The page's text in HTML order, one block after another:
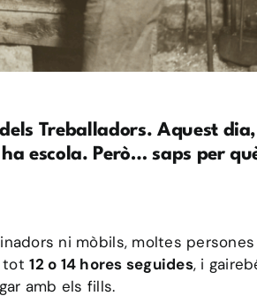
Treballadors. Aquest
escola. Però… saps per
ni mòbils, moltes
tot12 o 14 hores seguides, i
amb els fills.